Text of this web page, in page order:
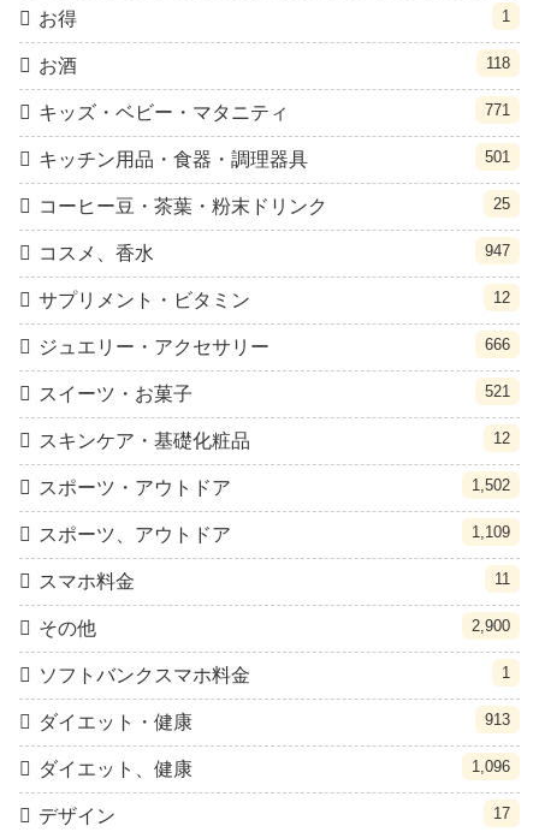
お得 1
お酒 118
キッズ・ベビー・マタニティ 771
キッチン用品・食器・調理器具 501
コーヒー豆・茶葉・粉末ドリンク 25
コスメ、香水 947
サプリメント・ビタミン 12
ジュエリー・アクセサリー 666
スイーツ・お菓子 521
スキンケア・基礎化粧品 12
スポーツ・アウトドア 1,502
スポーツ、アウトドア 1,109
スマホ料金 11
その他 2,900
ソフトバンクスマホ料金 1
ダイエット・健康 913
ダイエット、健康 1,096
デザイン 17